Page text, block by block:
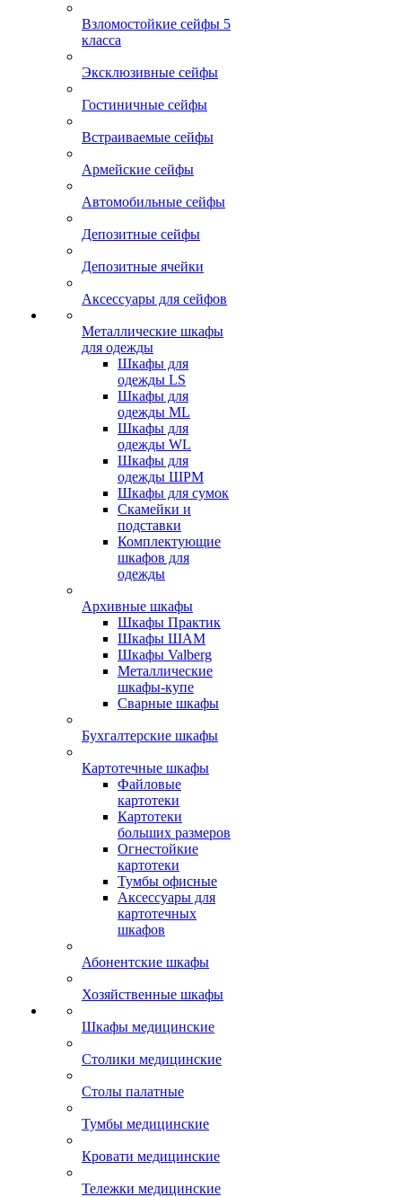
Взломостойкие сейфы 5
класса
Эксклюзивные сейфы
Гостиничные сейфы
Встраиваемые сейфы
Армейские сейфы
Автомобильные сейфы
Депозитные сейфы
Депозитные ячейки
Аксессуары для сейфов
Металлические шкафы
для одежды
Шкафы для
одежды LS
Шкафы для
одежды ML
Шкафы для
одежды WL
Шкафы для
одежды ШРМ
Шкафы для сумок
Скамейки и
подставки
Комплектующие
шкафов для
одежды
Архивные шкафы
Шкафы Практик
Шкафы ШАМ
Шкафы Valberg
Металлические
шкафы-купе
Сварные шкафы
Бухгалтерские шкафы
Картотечные шкафы
Файловые
картотеки
Картотеки
больших размеров
Огнестойкие
картотеки
Тумбы офисные
Аксессуары для
картотечных
шкафов
Абонентские шкафы
Хозяйственные шкафы
Шкафы медицинские
Столики медицинские
Столы палатные
Тумбы медицинские
Кровати медицинские
Тележки медицинские